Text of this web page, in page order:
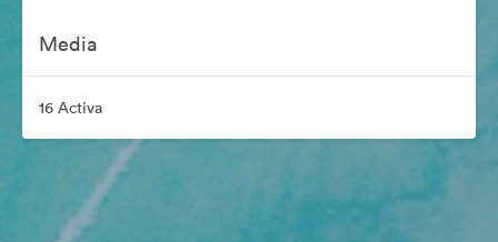
Media
16 Activa